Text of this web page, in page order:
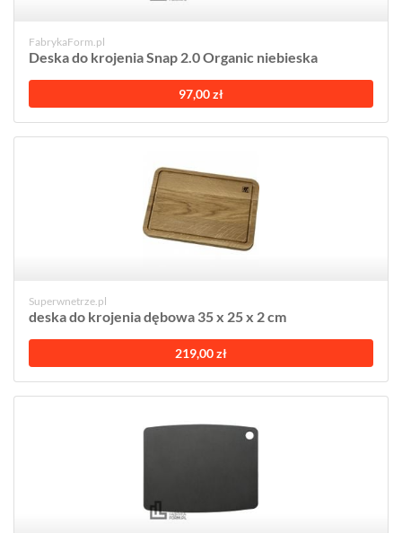
FabrykaForm.pl
Deska do krojenia Snap 2.0 Organic niebieska
97,00 zł
Superwnetrze.pl
deska do krojenia dębowa 35 x 25 x 2 cm
219,00 zł